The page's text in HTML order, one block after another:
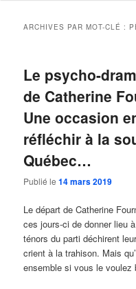
ARCHIVES PAR MOT-CLÉ :
Le psycho-
de Catherine
Une occasion
réfléchir à la
Québec…
Publié le14 mars 2019
Le départ de Catherine
ces jours-ci de donner lieu
ténors du parti déchirent
crient à la trahison. Mais
ensemble si vous le voulez